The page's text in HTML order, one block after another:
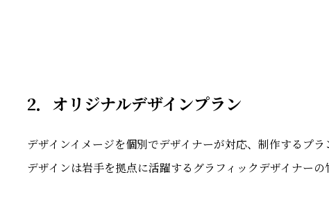
2．オリジナルデザインプラン
デザインイメージを個別でデザイナーが対応、制作するプラ
デザインは岩手を拠点に活躍するグラフィックデザイナー